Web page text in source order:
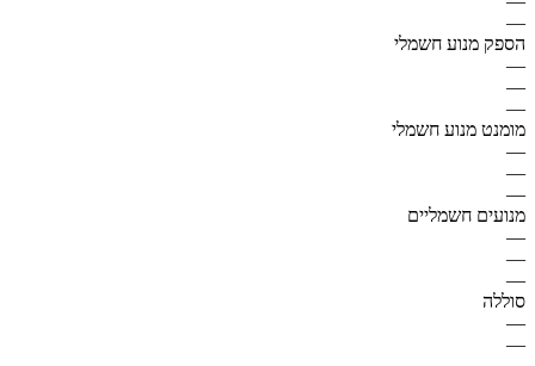
—
הספק מנוע חשמלי
—
—
—
מומנט מנוע חשמלי
—
—
—
מנועים חשמליים
—
—
—
סוללה
—
—